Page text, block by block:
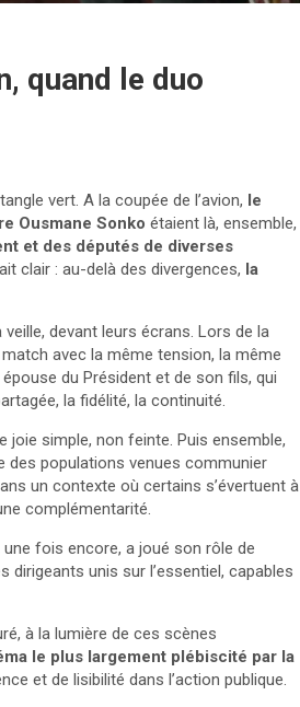
quand le duo
vert. A la coupée de l’avion, le
Ousmane Sonko étaient là, ensemble,
et des députés de diverses
clair : au-delà des divergences, la
devant leurs écrans. Lors de la
avec la même tension, la même
du Président et de son fils, qui
la fidélité, la continuité.
joie simple, non feinte. Puis ensemble,
des populations venues communier
un contexte où certains s’évertuent à
complémentarité.
fois encore, a joué son rôle de
dirigeants unis sur l’essentiel, capables
à la lumière de ces scènes
le plus largement plébiscité par la
et de lisibilité dans l’action publique.